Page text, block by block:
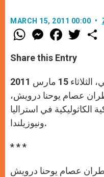
MARCH 15, 2011 00:00
W
h
t
s
p
p
M
e
s
e
g
e
r
F
a
e
b
o
k
w
r
Share this Entry
الصوم 2011 للمطران عصام يوحنا درويش،
الكاثوليكية في استراليا
ونيوزيلندا.
* * *
عصام يوحنا درويش